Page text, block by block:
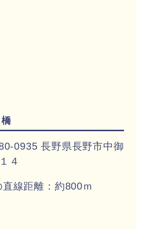
0935 長野県長野市中御
４
線距離：約800ｍ